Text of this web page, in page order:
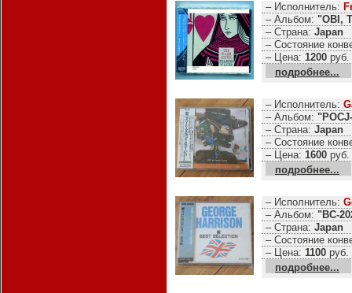
– Исполнитель:
– Альбом: "OBI,
– Страна: Japan
– Состояние
– Цена: 1200 руб.
подробнее...
– Исполнитель:
– Альбом:
– Страна: Japan
– Состояние
– Цена: 1600 руб.
подробнее...
– Исполнитель:
– Альбом: "BC-
– Страна: Japan
– Состояние
– Цена: 1100 руб.
подробнее...